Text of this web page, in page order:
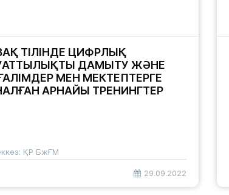
ТІЛІНДЕ ЦИФРЛЫҚ
ДАМЫТУ ЖӘНЕ
МЕН МЕКТЕПТЕРГЕ
АРНАЙЫ ТРЕНИНГТЕР
ҚР БжҒМ
29.09.2022